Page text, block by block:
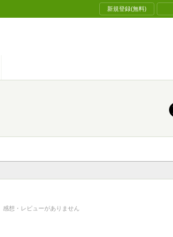
新規登録(無料)
感想・レビューがありません